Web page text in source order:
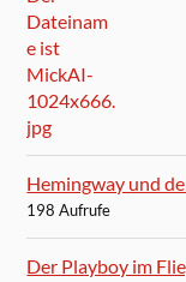
Hemingway und
198 Aufrufe
Der Playboy im